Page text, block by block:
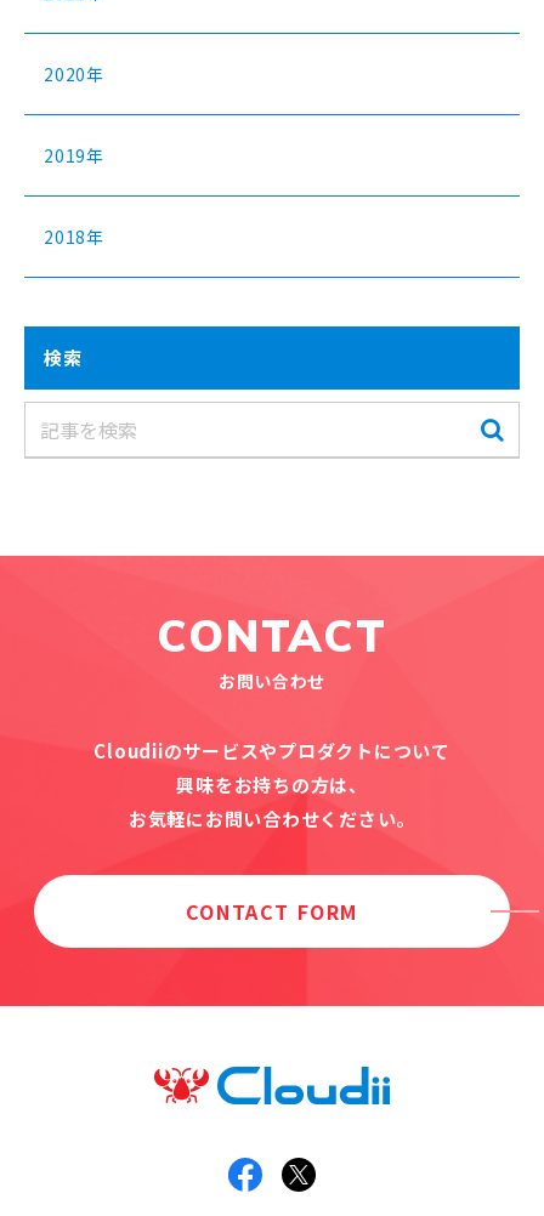
2020年
2019年
2018年
検索
CONTACT
お問い合わせ
Cloudiiのサービスやプロダクトについて
興味をお持ちの方は、
お気軽にお問い合わせください。
CONTACT FORM